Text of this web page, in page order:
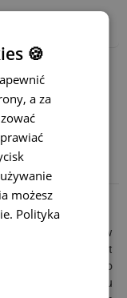
jest wyposażony w
Kabel RCA jest
kamery cofania do
systemu
🍪
a za
możesz
Polityka